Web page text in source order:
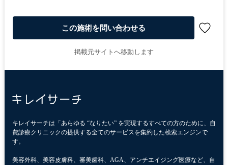
この施術を問い合わせる
掲載元サイトへ移動します
キレイサーチは「あらゆる “なりたい” を実現するすべての方のために、自
費診療クリニックの提供する全てのサービスを集約した検索エンジンで
す。
美容外科、美容皮膚科、審美歯科、AGA、アンチエイジング医療など、自